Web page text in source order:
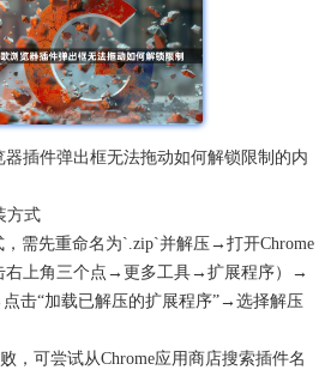
器插件弹出框无法拖动如何解锁限制的内
方式
需先重命名为`.zip`并解压→打开Chrome
右上角三个点→更多工具→扩展程序）→
击“加载已解压的扩展程序”→选择解压
，可尝试从Chrome应用商店搜索插件名